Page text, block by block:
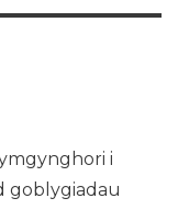
i
goblygiadau